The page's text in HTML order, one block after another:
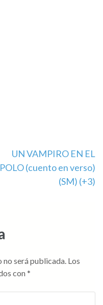
UN VAMPIRO EN EL
POLO (cuento en verso)
(SM) (+3)
será publicada. Los
con *